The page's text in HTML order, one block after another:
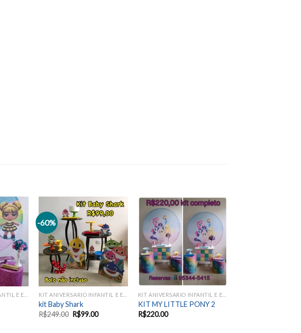
Add to
wishlist
-60%
Add to
wishlist
kit Baby Shark
R$249.00 R$99.00
Add to
wishlist
KIT MY LITTLE PONY 2
R$220.00